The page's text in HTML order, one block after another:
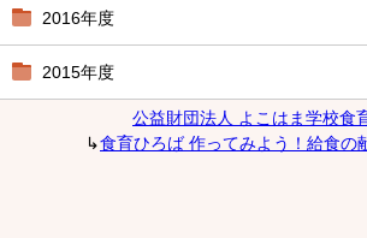
2016年度
2015年度
公益財団法人 よこはま学校食
↳食育ひろば 作ってみよう！給食の